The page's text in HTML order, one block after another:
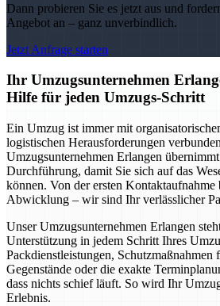
Dann probieren Sie es jetzt aus und
Angebot an – ganz unverbindlich.
Jetzt Anfrage starten
Ihr Umzugsunternehmen
Hilfe für jeden Umzugs-Schritt
Ein Umzug ist immer mit
logistischen Herausforderungen
Umzugsunternehmen Erlangen
Durchführung, damit Sie sich auf das
können. Von der ersten Kontaktaufnahme
Abwicklung – wir sind Ihr verlässlicher
Unser Umzugsunternehmen Erlangen
Unterstützung in jedem Schritt Ihres
Packdienstleistungen, Schutzmaßnahmen
Gegenstände oder die exakte
dass nichts schief läuft. So wird Ihr
Erlebnis.